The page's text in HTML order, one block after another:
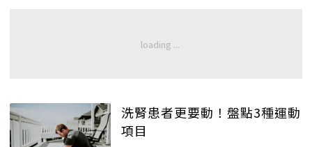
洗腎患者更要動！盤點3種運動
項目